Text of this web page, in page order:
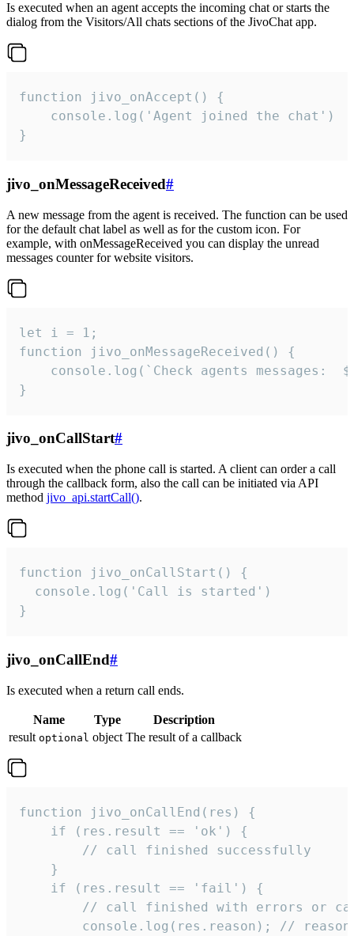
Is executed when an agent accepts the incoming chat or starts the
dialog from the Visitors/All chats sections of the JivoChat app.
function jivo_onAccept() {
}
jivo_onMessageReceived#
A new message from the agent is received. The function can be used
for the default chat label as well as for the custom icon. For
example, with onMessageReceived you can display the unread
messages counter for website visitors.
let i = 1;
function jivo_onMessageReceived() {
}
jivo_onCallStart#
Is executed when the phone call is started. A client can order a call
through the callback form, also the call can be initiated via API
method jivo_api.startCall().
function jivo_onCallStart() {
  console.log('Call is started')
}
jivo_onCallEnd#
Is executed when a return call ends.
Name Type
Description
result optional object The result of a callback
function jivo_onCallEnd(res) {
    if (res.result == 'ok') {
        // call finished successfully
    }
    if (res.result == 'fail') {
// call finished with errors or
console.log(res.reason); //